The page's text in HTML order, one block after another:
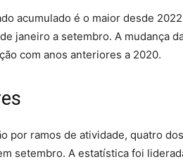
acumulado é o maior desde
janeiro a setembro. A mudança
com anos anteriores a 2020.
por ramos de atividade, quatro
setembro. A estatística foi